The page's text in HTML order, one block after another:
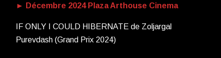
► Décembre 2024 Plaza Arthouse Cinema
IF ONLY I COULD HIBERNATE de Zoljargal
Purevdash (Grand Prix 2024)